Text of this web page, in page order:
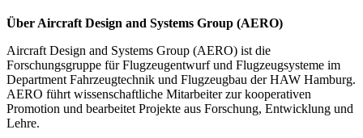
Über Aircraft Design and Systems Group (AERO)
Aircraft Design and Systems Group (AERO) ist die
Forschungsgruppe für Flugzeugentwurf und Flugzeugsysteme im
Department Fahrzeugtechnik und Flugzeugbau der HAW Hamburg.
AERO führt wissenschaftliche Mitarbeiter zur kooperativen
Promotion und bearbeitet Projekte aus Forschung, Entwicklung und
Lehre.